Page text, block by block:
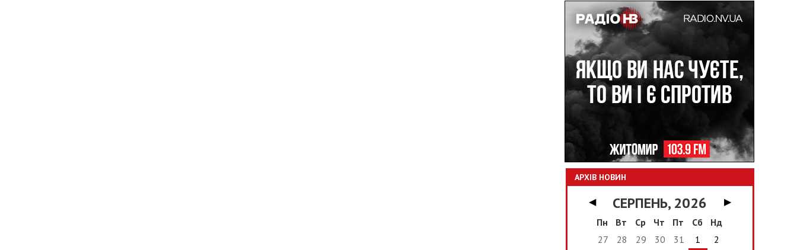
АРХІВ НОВИН
◀ СЕРПЕНЬ, 2026
▶
Пн
Вт Ср Чт Пт Сб
Нд
27
28 29 30 31 1
2